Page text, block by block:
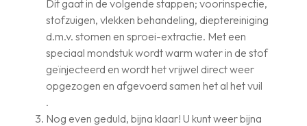
Dit gaat in de volgende stappen; voorinspectie,
stofzuigen, vlekken behandeling, dieptereiniging
d.m.v. stomen en sproei-extractie. Met een
speciaal mondstuk wordt warm water in de stof
geïnjecteerd en wordt het vrijwel direct weer
opgezogen en afgevoerd samen het al het vuil
.
Nog even geduld, bijna klaar! U kunt weer bijna